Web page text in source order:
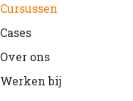
Cursussen
Cases
Over ons
Werken bij